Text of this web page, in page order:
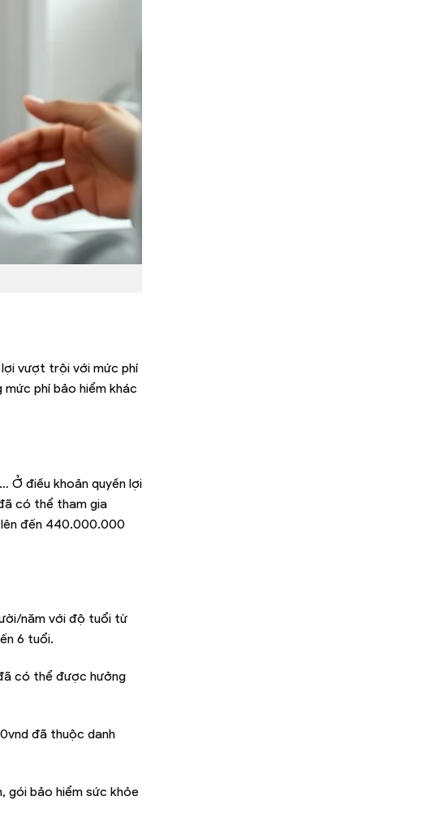
lợi vượt trội với mức phí
phí bảo hiểm khác
Ở điều khoản quyền lợi
có thể tham gia
lên đến 440.000.000
năm với độ tuổi từ
6 tuổi.
có thể được hưởng
đã thuộc danh
gói bảo hiểm sức khỏe